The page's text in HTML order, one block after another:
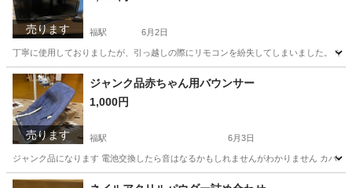
売ります 福駅 6月2日
丁寧に使用しておりましたが、引っ越しの際にリモコンを紛失してしまいました。
大阪 大阪市 テレビ リモコン
売ります
ジャンク品赤ちゃん用バウンサー
1,000円
福駅 6月3日
ジャンク品になります 電池交換したら音はなるかもしれませんがわかりません カバー
大阪 大阪市 福駅 ベビー用品